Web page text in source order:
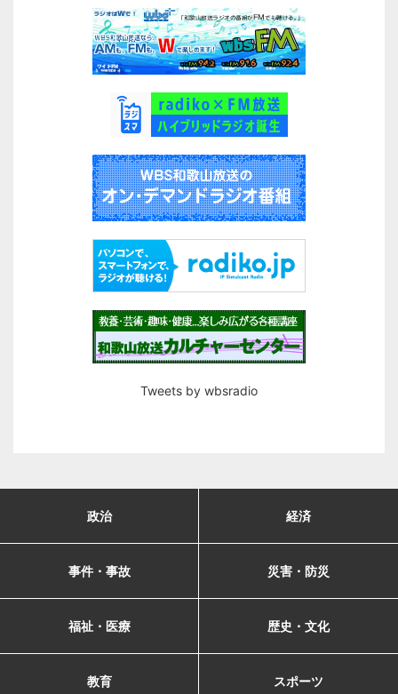
Tweets by wbsradio
政治 経済
事件・事故 災害・防災
福祉・医療 歴史・文化
教育 スポーツ